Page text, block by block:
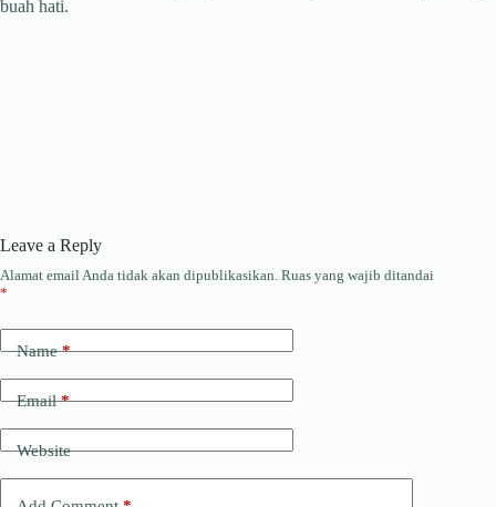
buah hati.
Leave a Reply
Alamat email Anda tidak akan dipublikasikan. Ruas yang wajib ditandai
*
Name*
Email*
Website